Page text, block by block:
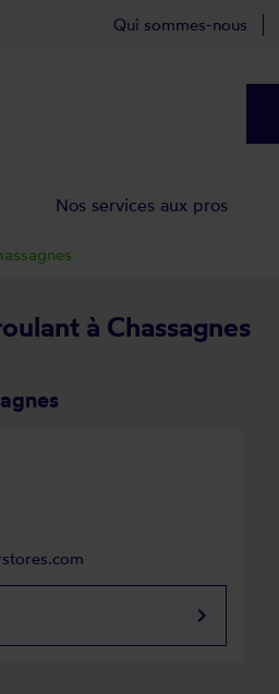
à Chassagnes
keyboard_arrow_right
Qui sommes-nous
Nos services aux pros